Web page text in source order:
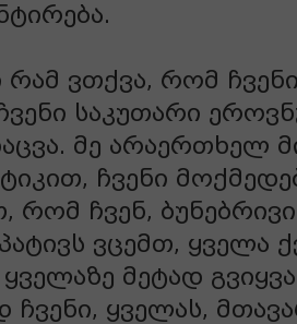
რამ ვთქვა, რომ
საკუთარი
მე არაერთხელ
ჩვენი
რომ ჩვენ,
ვცემთ, ყველა
მეტად
ჩვენი, ყველას,